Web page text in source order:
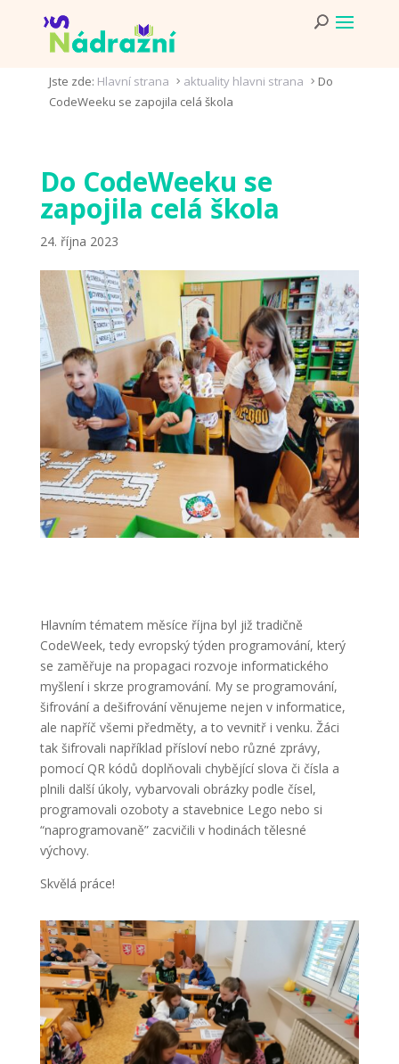
Jste zde: Hlavní strana 5 aktuality hlavni strana 5 Do
CodeWeeku se zapojila celá škola
Do CodeWeeku se
zapojila celá škola
24. října 2023
Hlavním tématem měsíce října byl již tradičně
CodeWeek, tedy evropský týden programování, který
se zaměřuje na propagaci rozvoje informatického
myšlení i skrze programování. My se programování,
šifrování a dešifrování věnujeme nejen v informatice,
ale napříč všemi předměty, a to vevnitř i venku. Žáci
tak šifrovali například přísloví nebo různé zprávy,
pomocí QR kódů doplňovali chybějící slova či čísla a
plnili další úkoly, vybarvovali obrázky podle čísel,
programovali ozoboty a stavebnice Lego nebo si
“naprogramovaně” zacvičili v hodinách tělesné
výchovy.
Skvělá práce!